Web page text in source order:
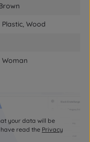
Wood
Woman
your data will be
read the Privacy